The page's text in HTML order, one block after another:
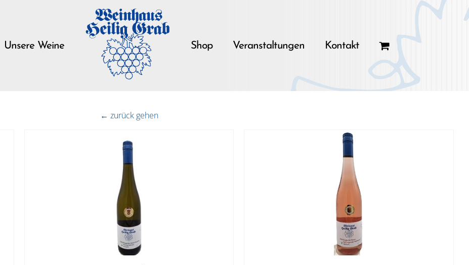
Unsere Weine Shop Veranstaltungen Kontakt
← zurück gehen